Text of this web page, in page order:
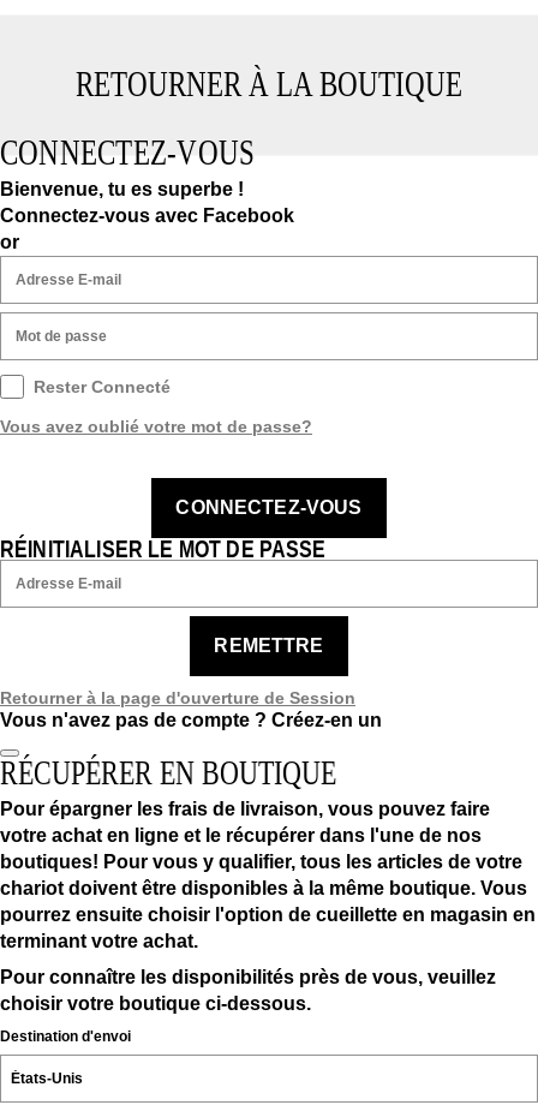
RETOURNER À LA BOUTIQUE
CONNECTEZ-VOUS
Bienvenue, tu es superbe !
Connectez-vous avec Facebook
or
Rester Connecté
Vous avez oublié votre mot de passe?
CONNECTEZ-VOUS
RÉINITIALISER LE MOT DE PASSE
REMETTRE
Retourner à la page d'ouverture de Session
Vous n'avez pas de compte ? Créez-en un
RÉCUPÉRER EN BOUTIQUE
Pour épargner les frais de livraison, vous pouvez faire
votre achat en ligne et le récupérer dans l'une de nos
boutiques! Pour vous y qualifier, tous les articles de votre
chariot doivent être disponibles à la même boutique. Vous
pourrez ensuite choisir l'option de cueillette en magasin en
terminant votre achat.
Pour connaître les disponibilités près de vous, veuillez
choisir votre boutique ci-dessous.
Destination d'envoi